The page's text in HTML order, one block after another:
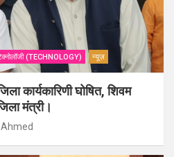
(TECHNOLOGY) न्यूज़
कार्यकारिणी घोषित, शिवम
मंत्री।